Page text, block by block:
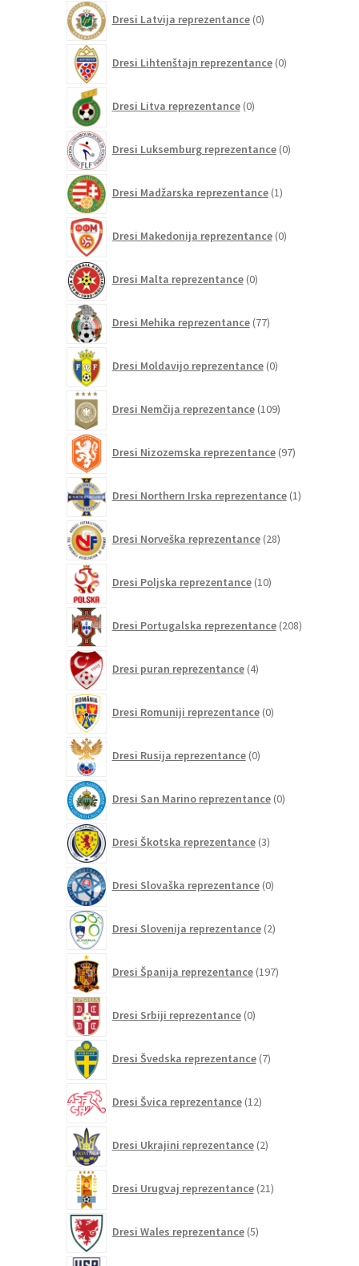
Dresi Latvija reprezentance 0izdelkov
Dresi Lihtenštajn reprezentance 0izdelkov
Dresi Litva reprezentance 0izdelkov
Dresi Luksemburg reprezentance 0izdelkov
Dresi Madžarska reprezentance 1izdelek
Dresi Makedonija reprezentance 0izdelkov
Dresi Malta reprezentance 0izdelkov
Dresi Mehika reprezentance 77izdelkov
Dresi Moldavijo reprezentance 0izdelkov
Dresi Nemčija reprezentance 109izdelkov
Dresi Nizozemska reprezentance 97izdelkov
Dresi Northern Irska reprezentance 1izdelek
Dresi Norveška reprezentance 28izdelkov
Dresi Poljska reprezentance 10izdelkov
Dresi Portugalska reprezentance 208izdelkov
Dresi puran reprezentance 4izdelki
Dresi Romuniji reprezentance 0izdelkov
Dresi Rusija reprezentance 0izdelkov
Dresi San Marino reprezentance 0izdelkov
Dresi Škotska reprezentance 3izdelki
Dresi Slovaška reprezentance 0izdelkov
Dresi Slovenija reprezentance 2izdelka
Dresi Španija reprezentance 197izdelkov
Dresi Srbiji reprezentance 0izdelkov
Dresi Švedska reprezentance 7izdelkov
Dresi Švica reprezentance 12izdelkov
Dresi Ukrajini reprezentance 2izdelka
Dresi Urugvaj reprezentance 21izdelkov
Dresi Wales reprezentance 5izdelkov